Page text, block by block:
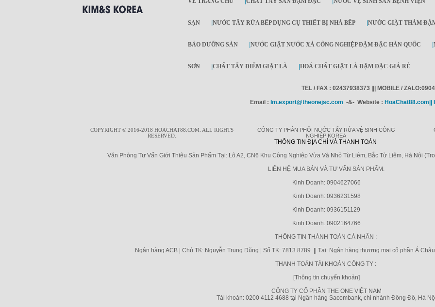
SẠN NƯỚC TẨY RỬA BẾP DỤNG CỤ THIẾT BỊ NHÀ BẾP NƯỚC GIẶT THẢM
BẢO DƯỠNG SÀN NƯỚC GIẶT NƯỚC XẢ CÔNG NGHIỆP ĐẬM ĐẶC HÀN QUỐC
SƠN CHẤT TẨY ĐIỂM GIẶT LÀ HOÁ CHẤT GIẶT LÀ ĐẬM ĐẶC GIÁ RẺ
TEL / FAX : 02437938373 ||| MOBILE /
Email : Im.export@theonejsc.com -&- Website :
COPYRIGHT © 2016-2018 HOACHAT88.COM. ALL RIGHTS
RESERVED.
CÔNG TY PHÂN PHỐI NƯỚC TẨY RỬA VỆ SINH CÔNG
NGHIỆP KOREA
THÔNG TIN ĐỊA CHỈ VÀ THANH TOÁN
Văn Phòng Tư Vấn Giới Thiệu Sản Phẩm Tại: Lô A2, CN6 Khu Công Nghiệp Vừa Và Nhỏ Từ Liêm, Bắc Từ Liêm, Hà Nội
LIÊN HỆ MUA BÁN VÀ TƯ VẤN SẢN PHẨM.
Kinh Doanh: 0904627066
Kinh Doanh: 0936231598
Kinh Doanh: 0936151129
Kinh Doanh: 0902164766
THÔNG TIN THÀNH TOÁN CÁ NHÂN :
Ngân hàng ACB | Chủ TK: Nguyễn Trung Dũng | Số TK: 7813 8789 || Tại: Ngân hàng thương mại cổ phần Á
THANH TOÁN TÀI KHOẢN CÔNG TY :
[Thông tin chuyển khoản]
CÔNG TY CỔ PHẦN THE ONE VIỆT NAM
Tài khoản: 0200 4112 4688 tại Ngân hàng Sacombank, chi nhánh Đông Đô, Hà